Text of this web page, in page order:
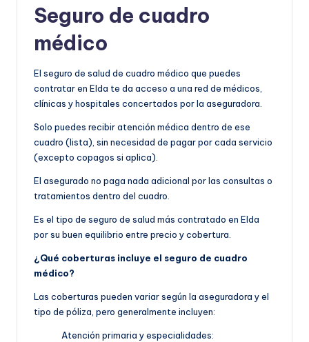
Seguro de cuadro
médico
El seguro de salud de cuadro médico que puedes
contratar en Elda te da acceso a una red de médicos,
clínicas y hospitales concertados por la aseguradora.
Solo puedes recibir atención médica dentro de ese
cuadro (lista), sin necesidad de pagar por cada servicio
(excepto copagos si aplica).
El asegurado no paga nada adicional por las consultas o
tratamientos dentro del cuadro.
Es el tipo de seguro de salud más contratado en Elda
por su buen equilibrio entre precio y cobertura.
¿Qué coberturas incluye el seguro de cuadro
médico?
Las coberturas pueden variar según la aseguradora y el
tipo de póliza, pero generalmente incluyen:
Atención primaria y especialidades: